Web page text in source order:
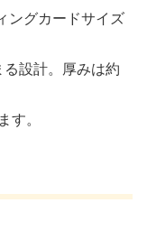
ングカードサイズ
設計。厚みは約
す。